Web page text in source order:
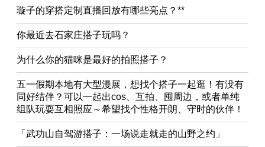
璇子的穿搭定制直播回放有哪些亮点？**
你最近去石家庄搭子玩吗？
为什么你的猫咪是最好的拍照搭子？
五一假期本地有大型漫展，想找个搭子一起逛！有没有
同好结伴？可以一起出cos、互拍、囤周边，或者单纯
组队玩耍互相照应～希望找个性格开朗、守时的伙伴！
「武功山自驾游搭子：一场说走就走的山野之约」